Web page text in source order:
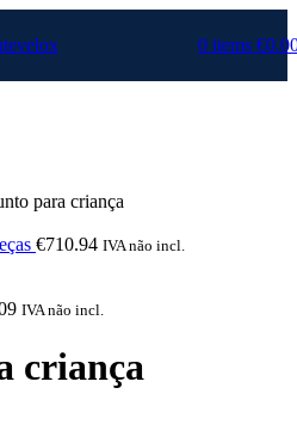
0 items €
para criança
€710.94 IVA não incl.
IVA não incl.
criança